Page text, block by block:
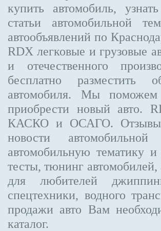
купить автомобиль,
статьи автомобильной
автообъявлений по
RDX легковые и грузовые
и отечественного
бесплатно разместить
автомобиля. Мы
приобрести новый авто.
КАСКО и ОСАГО. Отзывы
новости
автомобильную тематику
тесты, тюнинг
для любителей
спецтехники, водного
продажи авто Вам
каталог.